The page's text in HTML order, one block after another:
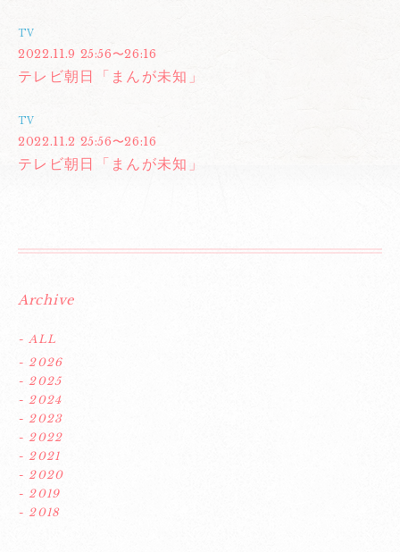
TV
2022.11.9 25:56〜26:16
テレビ朝日「まんが未知」
TV
2022.11.2 25:56〜26:16
テレビ朝日「まんが未知」
Archive
- ALL
- 2026
- 2025
- 2024
- 2023
- 2022
- 2021
- 2020
- 2019
- 2018